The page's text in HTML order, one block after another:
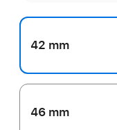
42 mm
46 mm